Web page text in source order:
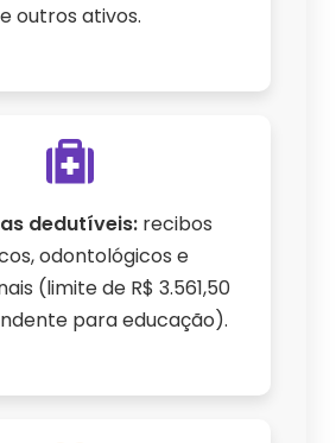
e outros ativos.
dedutíveis: recibos
odontológicos e
(limite de R$ 3.561,50
para educação).